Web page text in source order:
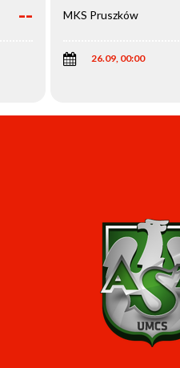
-- MKS Pruszków
26.09, 00:00